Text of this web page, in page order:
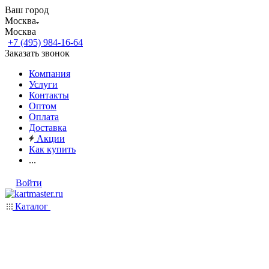
Ваш город
Москва
Москва
+7 (495) 984-16-64
Заказать звонок
Компания
Услуги
Контакты
Оптом
Оплата
Доставка
Акции
Как купить
...
Войти
Каталог